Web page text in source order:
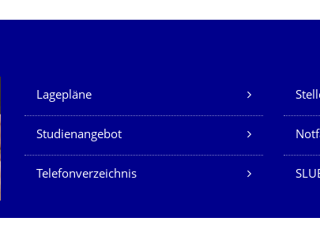
Unsere Dienste
Lagepläne
Studienangebot
Telefonverzeichnis